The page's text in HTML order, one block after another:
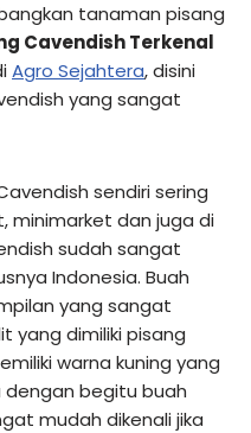
tanaman pisang
Cavendish Terkenal
Agro Sejahtera, disini
yang sangat
sendiri sering
minimarket dan juga di
sudah sangat
Indonesia. Buah
yang sangat
yang dimiliki pisang
warna kuning yang
dengan begitu buah
mudah dikenali jika